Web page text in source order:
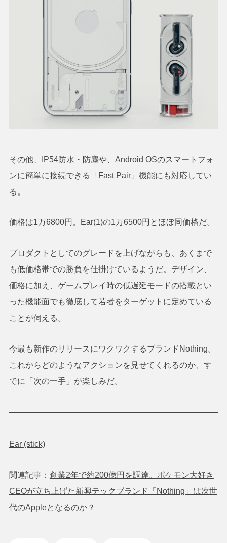
その他、IP54防水・防塵や、Android OSのスマートフォ
ンに簡単に接続できる「Fast Pair」機能にも対応してい
る。
価格は1万6800円。Ear(1)の1万6500円とほぼ同価格だ。
プロダクトとしてのグレードを上げながらも、あくまで
も低価格帯での勝負を仕掛けているようだ。デザイン、
価格に加え、ゲームプレイ時の低遅延モードの搭載とい
った機能面でも徹底して若者をターゲットに定めている
ことが伺える。
今最も新作のリリースにワクワクするブランドNothing。
これからどのようなアクションを見せてくれるのか、す
でに「次の一手」が楽しみだ。
Ear (stick)
関連記事： 創業2年で約200億円を調達。ポケモン大好き
CEOが立ち上げた新興テックブランド「Nothing」は次世
代のAppleとなるのか？